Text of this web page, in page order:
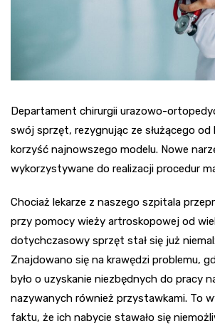
Departament chirurgii urazowo-
swój sprzęt, rezygnując ze służącego
korzyść najnowszego modelu. Nowe
wykorzystywane do realizacji procedur
Chociaż lekarze z naszego szpitala
przy pomocy wieży artroskopowej od
dotychczasowy sprzęt stał się już
Znajdowano się na krawędzi problemu,
było o uzyskanie niezbędnych do pracy
nazywanych również przystawkami. To
faktu, że ich nabycie stawało się